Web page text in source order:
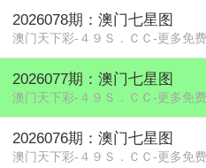
2026078期：澳门七星图
澳门天下彩-４９Ｓ．ＣＣ-更多免
2026077期：澳门七星图
澳门天下彩-４９Ｓ．ＣＣ-更多免
2026076期：澳门七星图
澳门天下彩-４９Ｓ．ＣＣ-更多免